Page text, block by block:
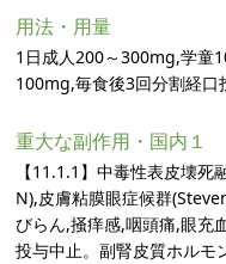
用法・用量
1日成人200～300mg,学童
100mg,毎食後3回分割経口
重大な副作用・国内１
【11.1.1】中毒性表皮壊
N),皮膚粘膜眼症候群
びらん,掻痒感,咽頭痛,眼充
投与中止。副腎皮質ホルモ